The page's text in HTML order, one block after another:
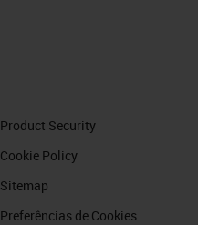
Product Security
Cookie Policy
Sitemap
Preferências de Cookies